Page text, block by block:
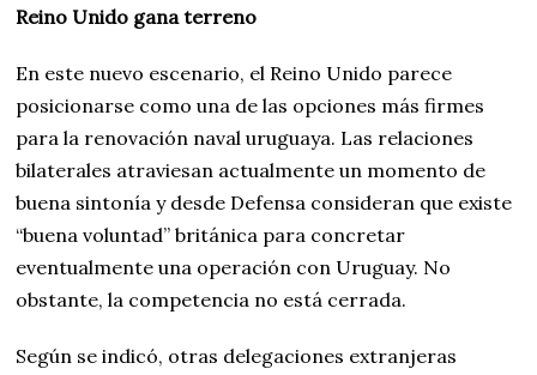
Reino Unido gana terreno
En este nuevo escenario, el Reino Unido parece
posicionarse como una de las opciones más firmes
para la renovación naval uruguaya. Las relaciones
bilaterales atraviesan actualmente un momento de
buena sintonía y desde Defensa consideran que existe
“buena voluntad” británica para concretar
eventualmente una operación con Uruguay. No
obstante, la competencia no está cerrada.
Según se indicó, otras delegaciones extranjeras